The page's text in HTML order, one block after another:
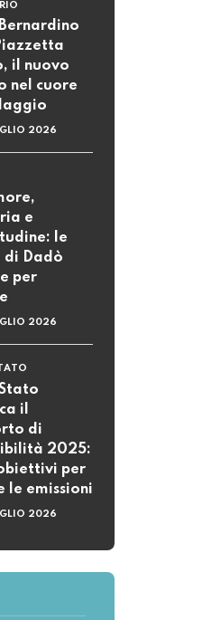
il nuovo
nel cuore
2026
e
le
di Dadò
per
2026
il
di
2025:
per
le emissioni
2026